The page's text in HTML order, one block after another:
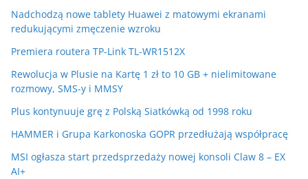
Nadchodzą nowe tablety Huawei z matowymi ekranami
redukującymi zmęczenie wzroku
Premiera routera TP-Link TL-WR1512X
Rewolucja w Plusie na Kartę 1 zł to 10 GB + nielimitowane
rozmowy, SMS-y i MMSY
Plus kontynuuje grę z Polską Siatkówką od 1998 roku
HAMMER i Grupa Karkonoska GOPR przedłużają współpracę
MSI ogłasza start przedsprzedaży nowej konsoli Claw 8 – EX
AI+